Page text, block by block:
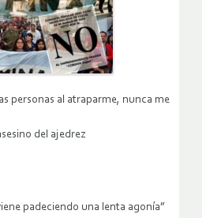
personas al atraparme, nunca me
del ajedrez
padeciendo una lenta agonía”